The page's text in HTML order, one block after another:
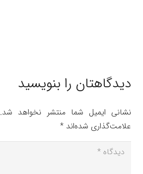
دیدگاهتان را بنویسید
نشانی ایمیل شما منتشر نخواهد شد.
علامت‌گذاری شده‌اند *